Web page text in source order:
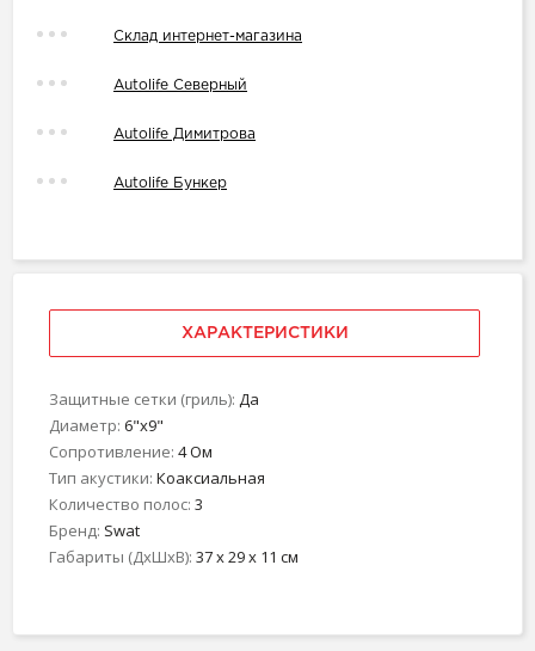
Склад интернет-магазина
Autolife Северный
Autolife Димитрова
Autolife Бункер
ХАРАКТЕРИСТИКИ
Защитные сетки (гриль): Да
Диаметр: 6"х9"
Сопротивление: 4 Ом
Тип акустики: Коаксиальная
Количество полос: 3
Бренд: Swat
Габариты (ДхШхВ): 37 x 29 x 11 см